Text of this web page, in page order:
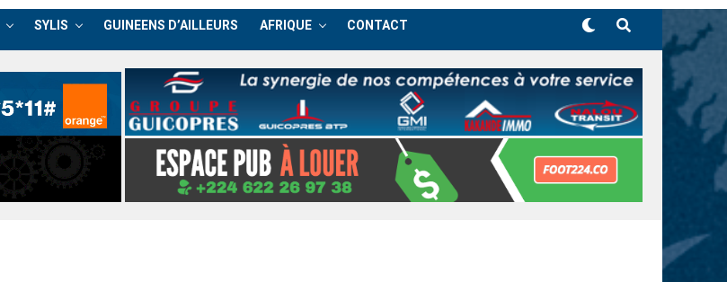
SYLIS GUINEENS D’AILLEURS AFRIQUE CONTACT